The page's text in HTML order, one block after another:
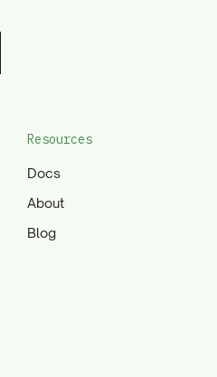
Resources
Docs
About
Blog